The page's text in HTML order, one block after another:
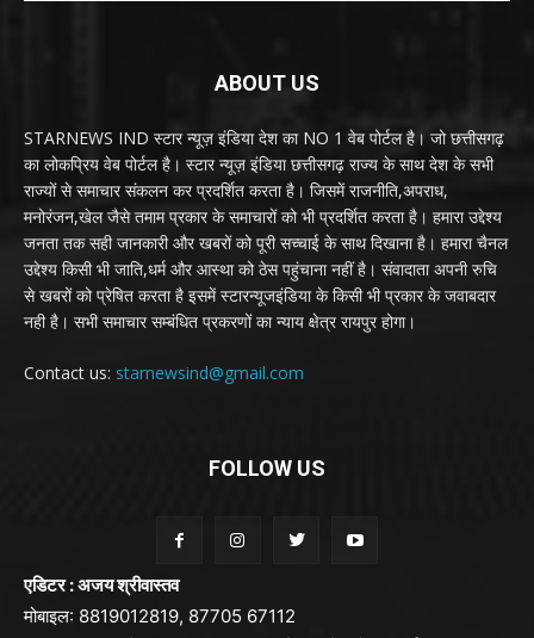
ABOUT US
STARNEWS IND स्टार न्यूज़ इंडिया देश का NO 1 वेब पोर्टल है। जो छत्तीसगढ़
का लोकप्रिय वेब पोर्टल है। स्टार न्यूज़ इंडिया छत्तीसगढ़ राज्य के साथ देश के सभी
राज्यों से समाचार संकलन कर प्रदर्शित करता है। जिसमें राजनीति,अपराध,
मनोरंजन,खेल जैसे तमाम प्रकार के समाचारों को भी प्रदर्शित करता है। हमारा उद्देश्य
जनता तक सही जानकारी और खबरों को पूरी सच्चाई के साथ दिखाना है। हमारा चैनल
उद्देश्य किसी भी जाति,धर्म और आस्था को ठेस पहुंचाना नहीं है। संवादाता अपनी रुचि
से खबरों को प्रेषित करता है इसमें स्टारन्यूजइंडिया के किसी भी प्रकार के जवाबदार
नही है। सभी समाचार सम्बंधित प्रकरणों का न्याय क्षेत्र रायपुर होगा।
Contact us: starnewsind@gmail.com
FOLLOW US
एडिटर : अजय श्रीवास्तव
मोबाइल: 8819012819, 87705 67112